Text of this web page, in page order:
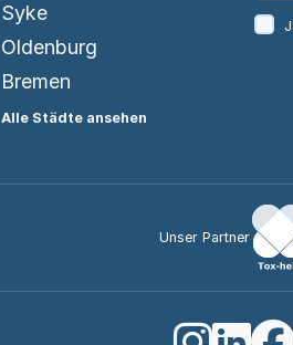
Syke
Oldenburg
Bremen
Alle Städte ansehen
Unser Partner